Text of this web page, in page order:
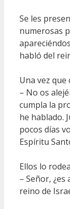
Se les
numerosas
habló del
Una vez
– No os
cumpla la
he hablado.
pocos días
Espíritu
Ellos lo
– Señor,
reino de